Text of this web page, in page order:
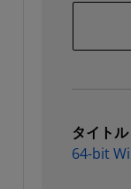
タイトル
64-bit